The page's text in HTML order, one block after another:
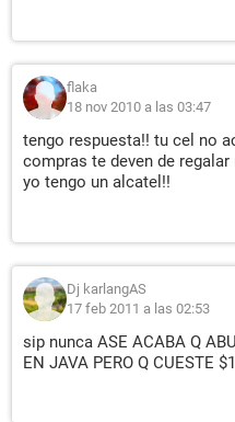
flaka
18 nov 2010 a las 03:47
tengo respuesta!! tu cel no
compras te deven de
yo tengo un alcatel!!
Dj karlangAS
17 feb 2011 a las 02:53
sip nunca ASE ACABA Q
EN JAVA PERO Q CUESTE